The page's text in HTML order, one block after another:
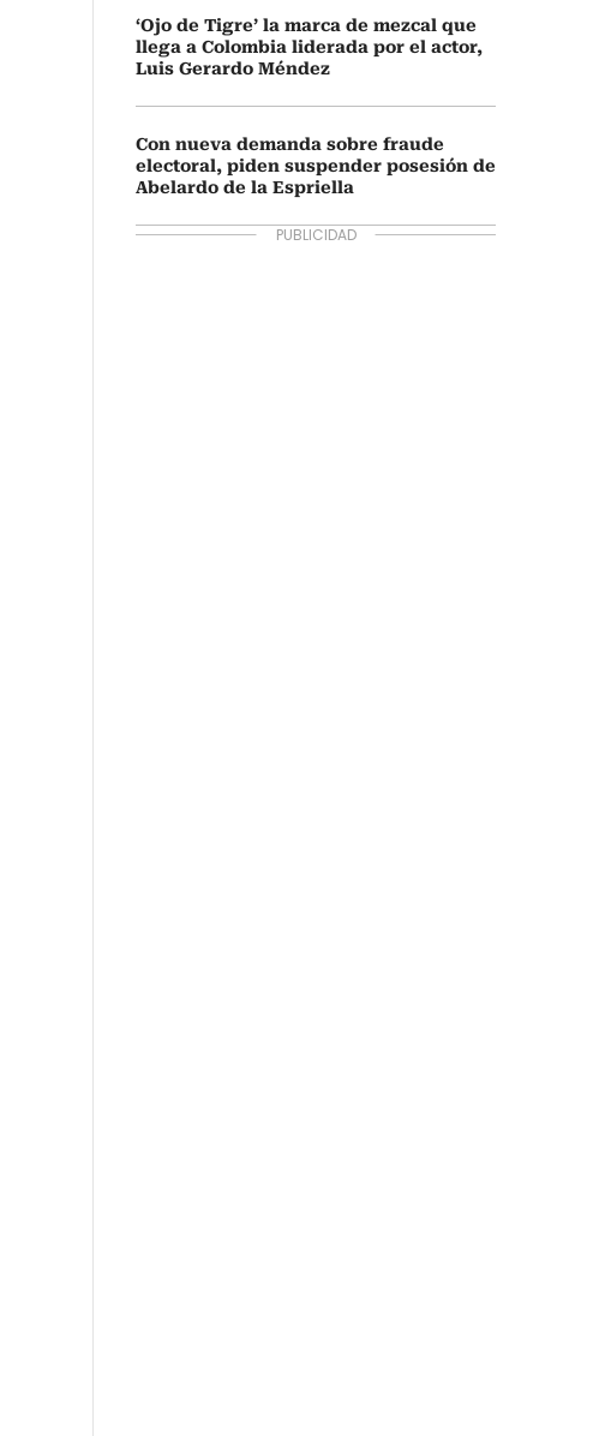
‘Ojo de Tigre’ la marca de mezcal que
llega a Colombia liderada por el actor,
Luis Gerardo Méndez
Con nueva demanda sobre fraude
electoral, piden suspender posesión de
Abelardo de la Espriella